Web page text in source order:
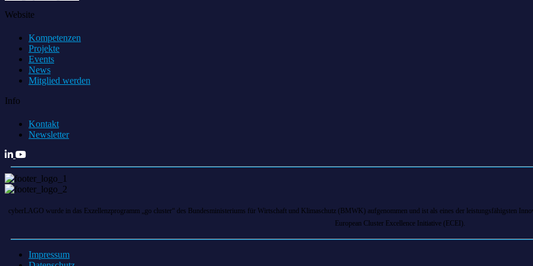
Website
Kompetenzen
Projekte
Events
News
Mitglied werden
Info
Kontakt
Newsletter
cyberLAGO wurde in das Exzellenzprogramm „go cluster“ des Bundesministeriums für Wirtschaft und Klimaschutz (BMWK) aufgenommen und ist als eines der leistungsfähigsten
European Cluster Excellence Initiative (ECEI).
Impressum